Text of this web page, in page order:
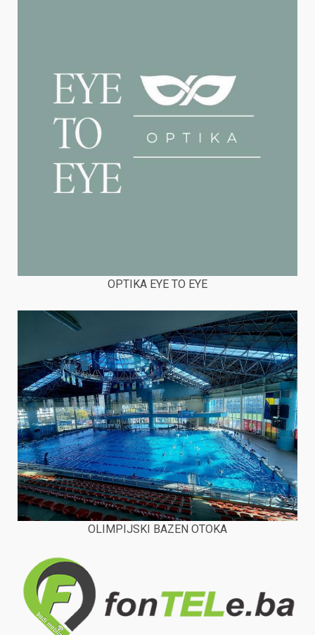
OPTIKA EYE TO EYE
OLIMPIJSKI BAZEN OTOKA